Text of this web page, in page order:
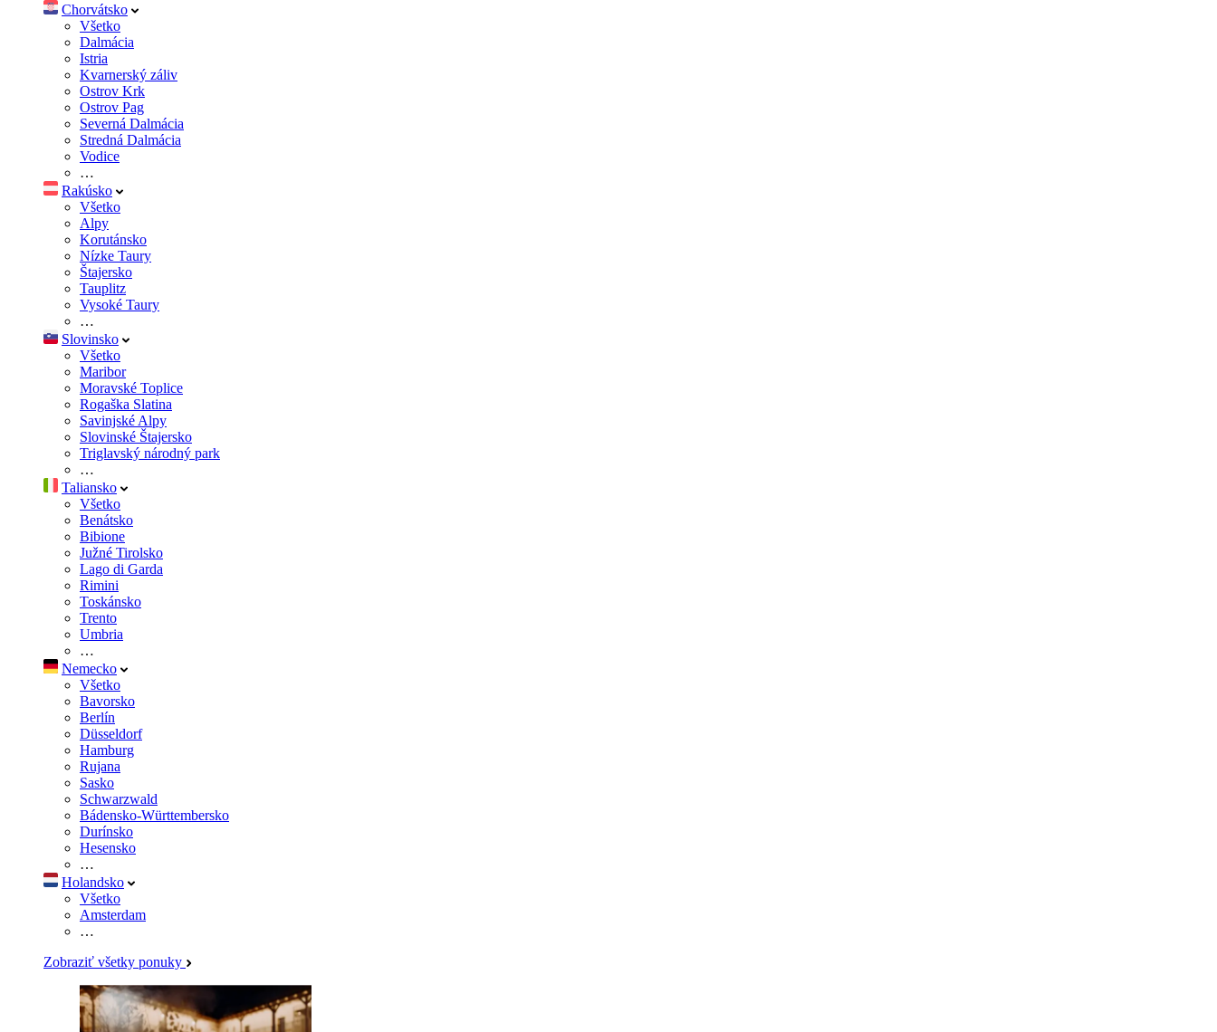
Chorvátsko
Všetko
Dalmácia
Istria
Kvarnerský záliv
Ostrov Krk
Ostrov Pag
Severná Dalmácia
Stredná Dalmácia
Vodice
…
Rakúsko
Všetko
Alpy
Korutánsko
Nízke Taury
Štajersko
Tauplitz
Vysoké Taury
…
Slovinsko
Všetko
Maribor
Moravské Toplice
Rogaška Slatina
Savinjské Alpy
Slovinské Štajersko
Triglavský národný park
…
Taliansko
Všetko
Benátsko
Bibione
Južné Tirolsko
Lago di Garda
Rimini
Toskánsko
Trento
Umbria
…
Nemecko
Všetko
Bavorsko
Berlín
Düsseldorf
Hamburg
Rujana
Sasko
Schwarzwald
Bádensko-Württembersko
Durínsko
Hesensko
…
Holandsko
Všetko
Amsterdam
…
Zobraziť všetky ponuky